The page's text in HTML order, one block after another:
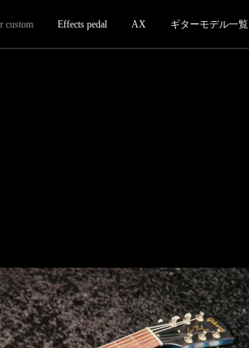
custom Effects pedal AX ギターモデル一覧